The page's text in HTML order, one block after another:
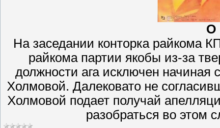
О
На заседании конторка райкома
райкома партии якобы из-за
должности ага исключен начиная
Холмовой. Далековато не
Холмовой подает получай
разобраться во этом